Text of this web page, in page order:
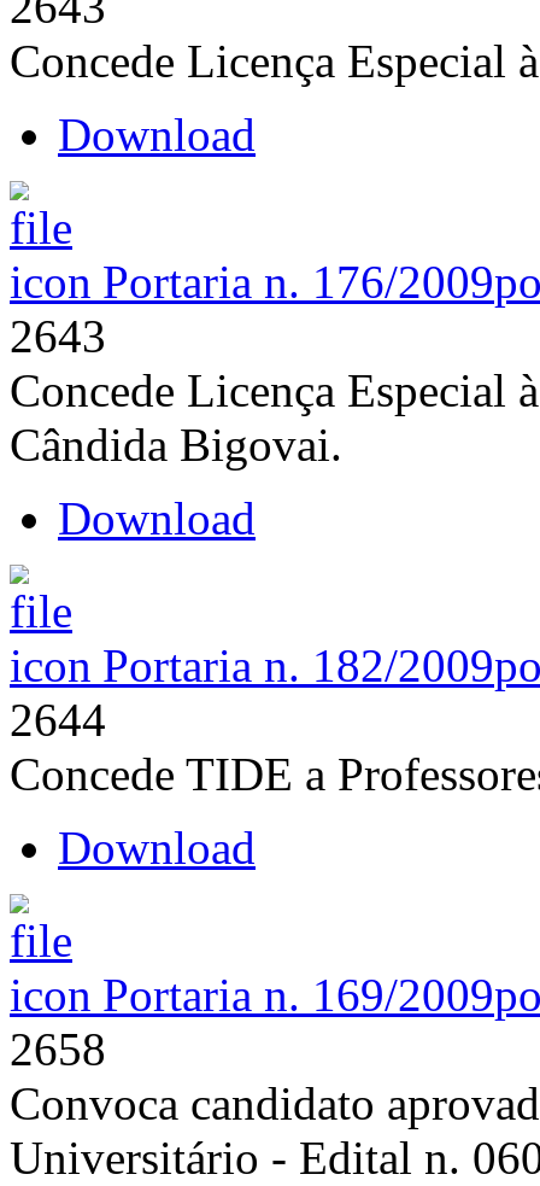
Concede Licença Especial
Download
Portaria n. 176/2009
2643
Concede Licença Especial
Cândida Bigovai.
Download
Portaria n. 182/2009
2644
Concede TIDE a
Download
Portaria n. 169/2009
2658
Convoca candidato
Universitário - Edital n.